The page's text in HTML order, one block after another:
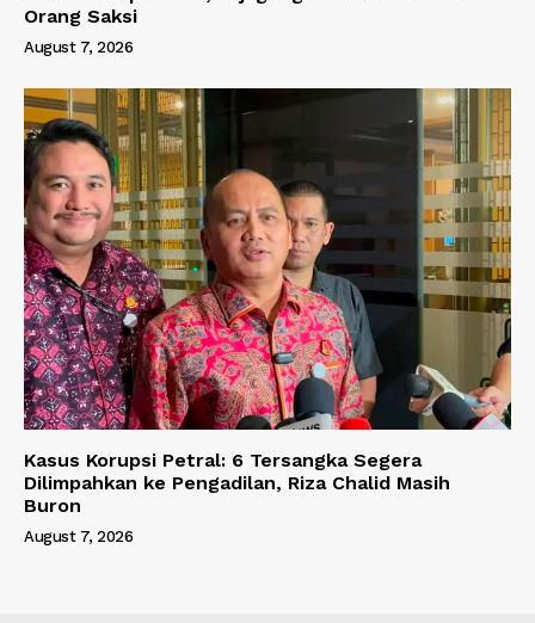
Orang Saksi
August 7, 2026
Kasus Korupsi Petral: 6 Tersangka Segera
Dilimpahkan ke Pengadilan, Riza Chalid Masih
Buron
August 7, 2026